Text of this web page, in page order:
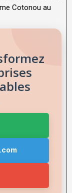
Cotonou au